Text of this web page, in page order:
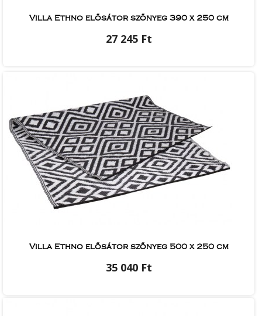
Villa Ethno elősátor szőnyeg 390 x 250 cm
27 245 Ft
Villa Ethno elősátor szőnyeg 500 x 250 cm
35 040 Ft